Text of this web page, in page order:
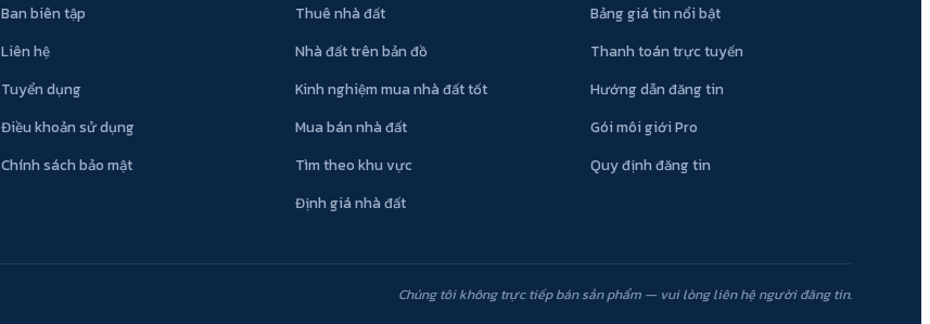
Ban biên tập
Liên hệ
Tuyển dụng
Điều khoản sử dụng
Chính sách bảo mật
Thuê nhà đất
Nhà đất trên bản đồ
Kinh nghiệm mua nhà đất tốt
Mua bán nhà đất
Tìm theo khu vực
Định giá nhà đất
Bảng giá tin nổi bật
Thanh toán trực tuyến
Hướng dẫn đăng tin
Gói môi giới Pro
Quy định đăng tin
Chúng tôi không trực tiếp bán sản phẩm — vui lòng liên hệ người đăng tin.